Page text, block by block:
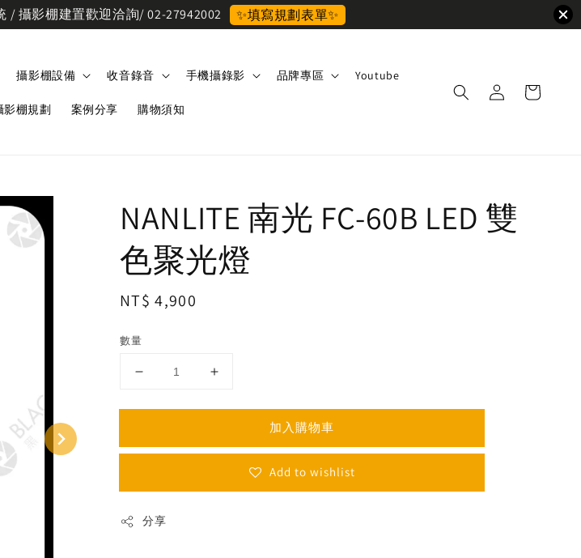
/ 攝影棚建置歡迎洽詢/ 02-27942002 ✨填寫規劃表單✨
攝影棚設備 收音錄音 手機攝錄影 品牌專區 Youtube
影棚規劃 案例分享 購物須知
NANLITE 南光 FC-60B LED 雙
色聚光燈
Regular
NT$ 4,900
數量
加入購物車
Add to wishlist
分享